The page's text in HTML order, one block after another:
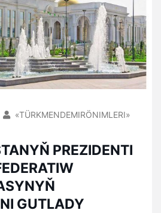
«TÜRKMENDEMIRÖNIMLERI»
PREZIDENTI
GUTLADY